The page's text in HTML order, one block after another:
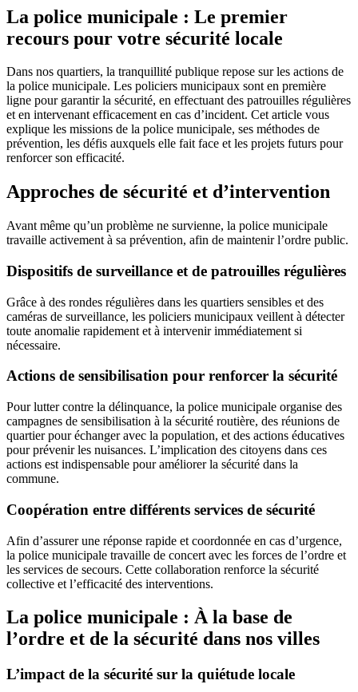
La police municipale : Le premier
recours pour votre sécurité locale
Dans nos quartiers, la tranquillité publique repose sur les actions de
la police municipale. Les policiers municipaux sont en première
ligne pour garantir la sécurité, en effectuant des patrouilles régulières
et en intervenant efficacement en cas d’incident. Cet article vous
explique les missions de la police municipale, ses méthodes de
prévention, les défis auxquels elle fait face et les projets futurs pour
renforcer son efficacité.
Approches de sécurité et d’intervention
Avant même qu’un problème ne survienne, la police municipale
travaille activement à sa prévention, afin de maintenir l’ordre public.
Dispositifs de surveillance et de patrouilles régulières
Grâce à des rondes régulières dans les quartiers sensibles et des
caméras de surveillance, les policiers municipaux veillent à détecter
toute anomalie rapidement et à intervenir immédiatement si
nécessaire.
Actions de sensibilisation pour renforcer la sécurité
Pour lutter contre la délinquance, la police municipale organise des
campagnes de sensibilisation à la sécurité routière, des réunions de
quartier pour échanger avec la population, et des actions éducatives
pour prévenir les nuisances. L’implication des citoyens dans ces
actions est indispensable pour améliorer la sécurité dans la
commune.
Coopération entre différents services de sécurité
Afin d’assurer une réponse rapide et coordonnée en cas d’urgence,
la police municipale travaille de concert avec les forces de l’ordre et
les services de secours. Cette collaboration renforce la sécurité
collective et l’efficacité des interventions.
La police municipale : À la base de
l’ordre et de la sécurité dans nos villes
L’impact de la sécurité sur la quiétude locale